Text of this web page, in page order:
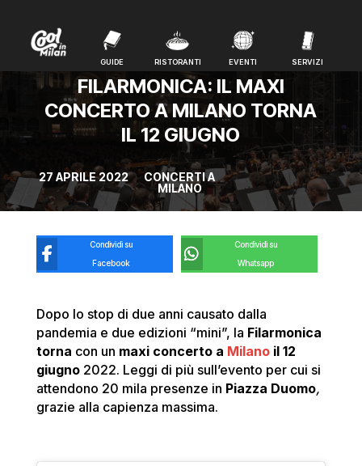
GUIDE RISTORANTI EVENTI SERVIZI
GUIDE RISTORANTI EVENTI SERVIZI
FILARMONICA: IL MAXI
CONCERTO A MILANO TORNA
IL 12 GIUGNO
27 APRILE 2022
CONCERTI A
MILANO
Condividi su
Facebook
Condividi su
Whatsapp
Dopo lo stop di due anni causato dalla
pandemia e due edizioni “mini”, la Filarmonica
torna con un maxi concerto a Milanoil 12
giugno2022. Leggi di più sull’evento per cui si
attendono 20 mila presenze in Piazza Duomo,
grazie alla capienza massima.